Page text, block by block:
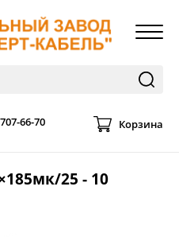
66-70 Корзина
25 - 10